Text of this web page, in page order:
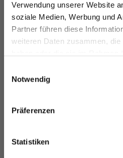
Verwendung unserer Website
soziale Medien, Werbung und
Partner führen diese
weiteren Daten zusammen,
Notwendig
Präferenzen
Statistiken
Grey OakOak Walnut
Ob als stilvolle Dekowand im
Lösung im Flur und offene
ERHALTE 5%
DEINE